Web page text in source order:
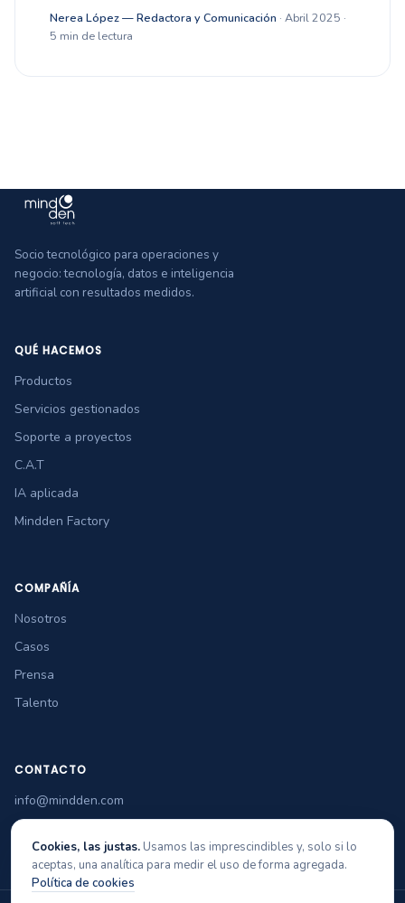
Nerea López — Redactora y Comunicación · Abril 2025 ·
5 min de lectura
Socio tecnológico para operaciones y
negocio: tecnología, datos e inteligencia
artificial con resultados medidos.
QUÉ HACEMOS
Productos
Servicios gestionados
Soporte a proyectos
C.A.T
IA aplicada
Mindden Factory
COMPAÑÍA
Nosotros
Casos
Prensa
Talento
CONTACTO
info@mindden.com
+34 965 349 770
Cookies, las justas. Usamos las imprescindibles y, solo si lo
aceptas, una analítica para medir el uso de forma agregada.
Política de cookies